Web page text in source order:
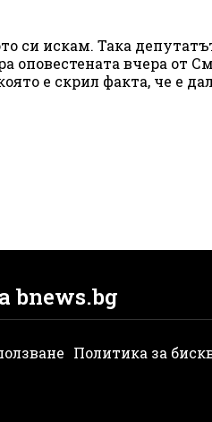
си искам. Така
оповестената вчера от
е скрил факта, че е дал
bnews.bg
Политика за